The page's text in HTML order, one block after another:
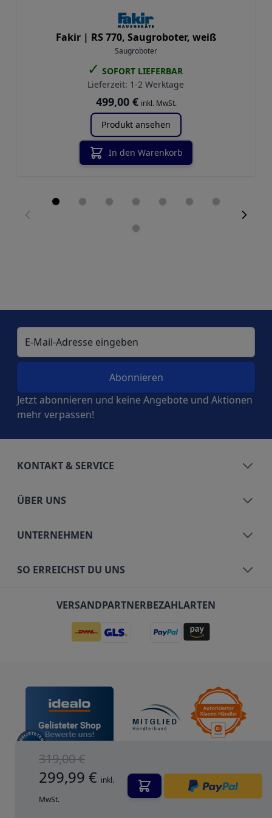
319,00 €
299,99 € inkl.
MwSt.
Fakir | RS 770, Saugroboter, weiß
Saugroboter
✓ SOFORT LIEFERBAR
Lieferzeit: 1-2 Werktage
499,00 € inkl. MwSt.
Produkt ansehen
In den Warenkorb
E-Mail-Adresse
Jetzt abonnieren und keine Angebote und Aktionen
mehr verpassen!
KONTAKT & SERVICE
ÜBER UNS
UNTERNEHMEN
SO ERREICHST DU UNS
VERSANDPARTNERBEZAHLARTEN